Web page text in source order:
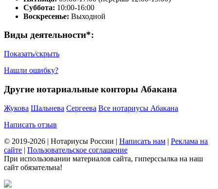
Суббота: 10:00-16:00
Воскресенье: Выходной
Виды деятельности*:
Показать/скрыть
Нашли ошибку?
Другие нотариальные конторы Абакана
Жукова Шальнева Сергеева Все нотариусы Абакана
Написать отзыв
© 2019-2026 | Нотариусы России | Написать нам | Реклама на
сайте | Пользовательское соглашение
При использовании материалов сайта, гиперссылка на наш
сайт обязательна!